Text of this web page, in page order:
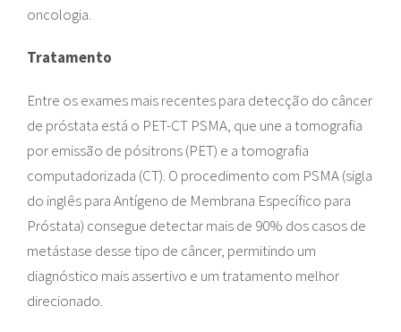
oncologia.
Tratamento
Entre os exames mais recentes para detecção do câncer
de próstata está o PET-CT PSMA, que une a tomografia
por emissão de pósitrons (PET) e a tomografia
computadorizada (CT). O procedimento com PSMA (sigla
do inglês para Antígeno de Membrana Específico para
Próstata) consegue detectar mais de 90% dos casos de
metástase desse tipo de câncer, permitindo um
diagnóstico mais assertivo e um tratamento melhor
direcionado.